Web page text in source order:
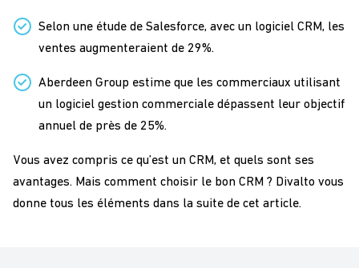
Selon une étude de Salesforce, avec un logiciel CRM, les
ventes augmenteraient de 29%.
Aberdeen Group estime que les commerciaux utilisant
un logiciel gestion commerciale dépassent leur objectif
annuel de près de 25%.
Vous avez compris ce qu’est un CRM, et quels sont ses
avantages. Mais comment choisir le bon CRM ? Divalto vous
donne tous les éléments dans la suite de cet article.